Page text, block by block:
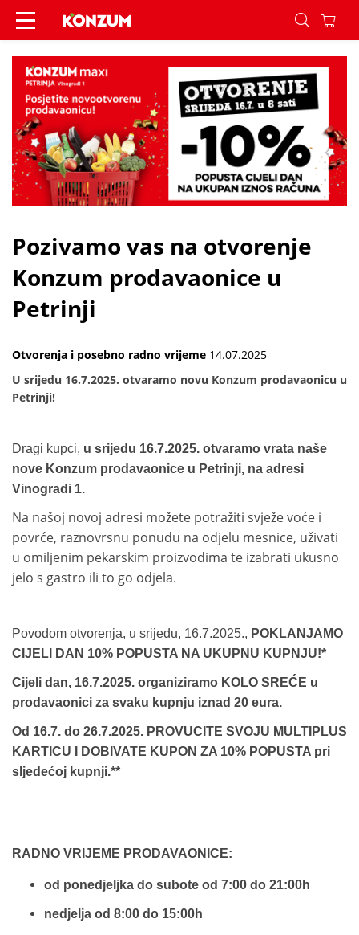
Pozivamo vas na otvorenje Konzum
Pozivamo vas na otvorenje
Konzum prodavaonice u
Petrinji
Otvorenja i posebno radno vrijeme 14.07.2025
U srijedu 16.7.2025. otvaramo novu Konzum prodavaonicu u
Petrinji!
Dragi kupci, u srijedu 16.7.2025. otvaramo vrata naše
nove Konzum prodavaonice u Petrinji, na adresi
Vinogradi 1.
Na našoj novoj adresi možete potražiti svježe voće i
povrće, raznovrsnu ponudu na odjelu mesnice, uživati
u omiljenim pekarskim proizvodima te izabrati ukusno
jelo s gastro ili to go odjela.
Povodom otvorenja, u srijedu, 16.7.2025., POKLANJAMO
CIJELI DAN 10% POPUSTA NA UKUPNU KUPNJU!*
Cijeli dan, 16.7.2025. organiziramo KOLO SREĆE u
prodavaonici za svaku kupnju iznad 20 eura.
Od 16.7. do 26.7.2025. PROVUCITE SVOJU MULTIPLUS
KARTICU I DOBIVATE KUPON ZA 10% POPUSTA pri
sljedećoj kupnji.**
RADNO VRIJEME PRODAVAONICE:
od ponedjeljka do subote od 7:00 do 21:00h
nedjelja od 8:00 do 15:00h